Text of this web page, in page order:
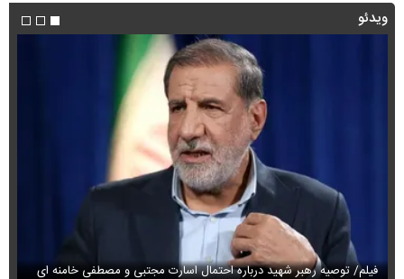
ویدئو
فیلم/پزشکیان:از قالیباف خواهش کردیم که رئیس تیم مذاکره‌کننده شود